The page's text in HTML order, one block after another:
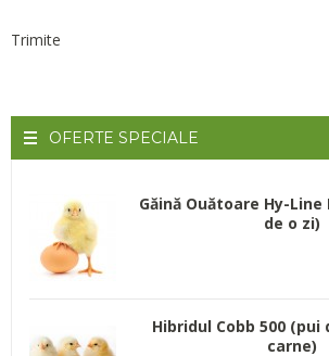
Trimite
OFERTE SPECIALE
Găină Ouătoare Hy-
de o zi)
Hibridul Cobb 500
carne)